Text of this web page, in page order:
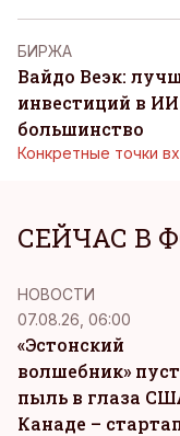
БИРЖА
Вайдо Веэк:
инвестиций в
большинство
Конкретные точки
СЕЙЧАС В
НОВОСТИ
07.08.26, 06:00
«Эстонский
волшебник»
пыль в глаза
Канаде –